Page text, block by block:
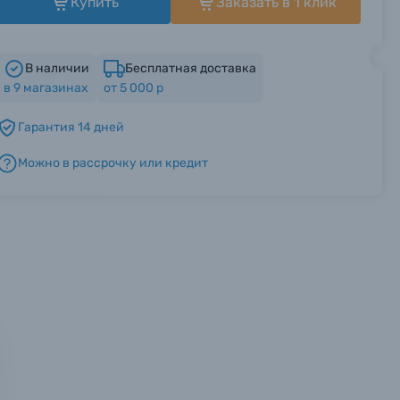
с
В наличии
в 9магазинах
Бесплатная доставка
от 5 000 р
Гарантия 14 дней
Можно в рассрочку или кредит